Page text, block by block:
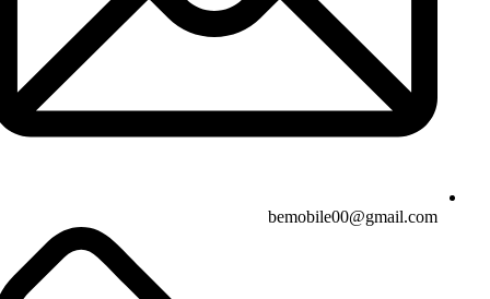
bemobile00@gmail.com